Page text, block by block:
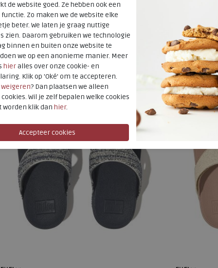
€ 124,95
€ 62,48
Beschikbare maten
8,5 36 37
SALEonline SALE
alleen online
de website goed. Ze hebben ook een
Zo maken we de website elke
beter. We laten je graag nuttige
zien. Daarom gebruiken we technologie
binnen en buiten onze website te
we op een anonieme manier. Meer
hieralles over onze cookie- en
Klik op 'Oké' om te accepteren.
weigeren? Dan plaatsen we alleen
Wil je zelf bepalen welke cookies
worden klik dan hier.